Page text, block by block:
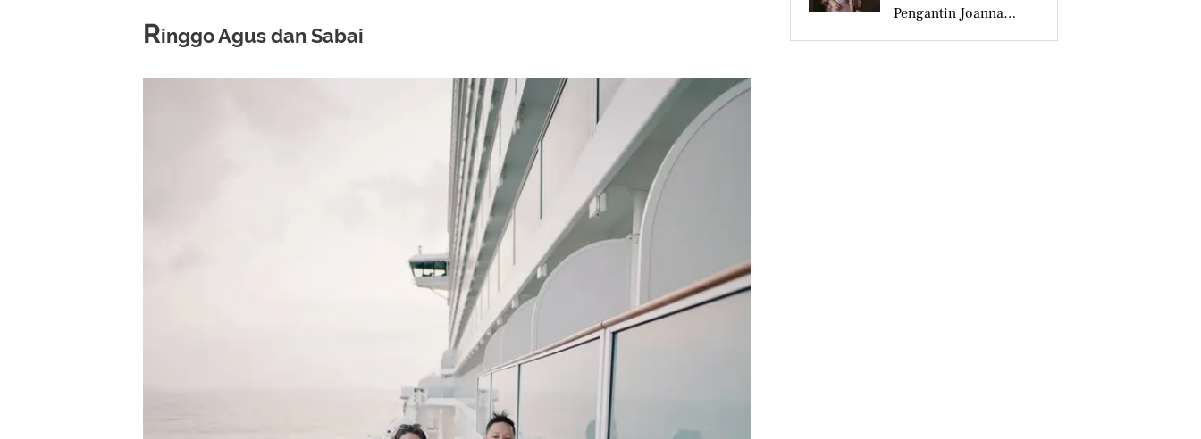
Ringgo Agus dan Sabai
Pengantin Joanna
Alexandra Rancangan